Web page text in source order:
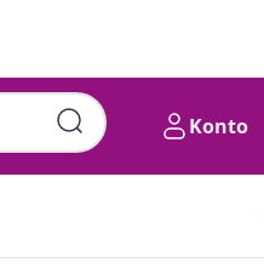
Konto